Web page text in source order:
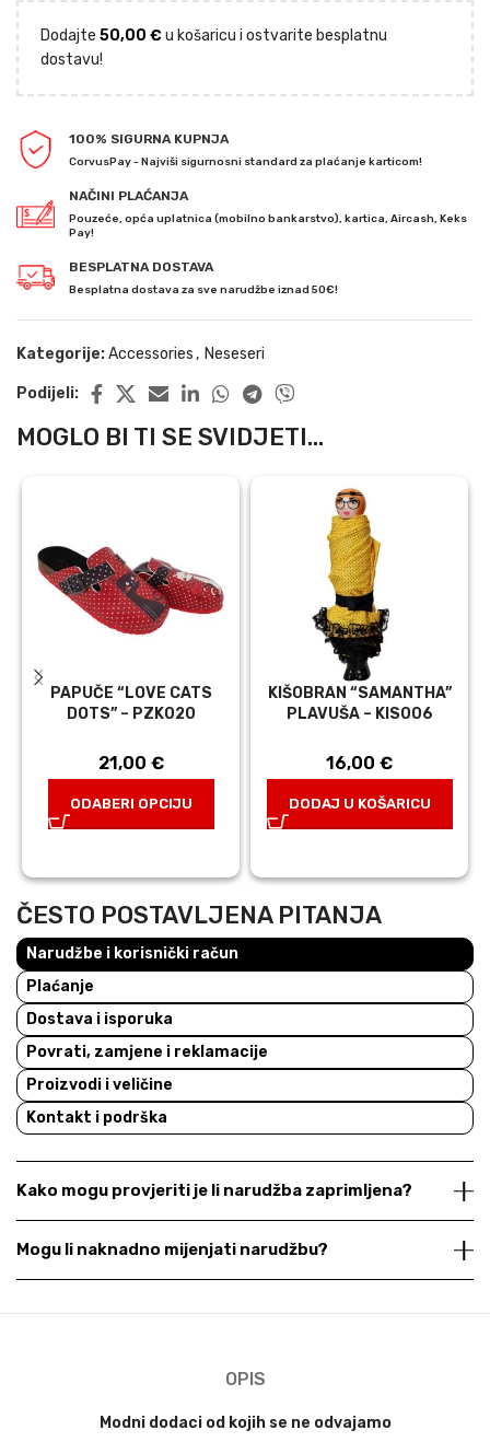
Dodajte 50,00 € u košaricu i ostvarite besplatnu
dostavu!
100% SIGURNA KUPNJA
CorvusPay - Najviši sigurnosni standard za plaćanje karticom!
NAČINI PLAĆANJA
Pouzeće, opća uplatnica (mobilno bankarstvo), kartica, Aircash, Keks
Pay!
BESPLATNA DOSTAVA
Besplatna dostava za sve narudžbe iznad 50€!
Kategorije:Accessories, Neseseri
Podijeli:
MOGLO BI TI SE SVIDJETI...
PAPUČE “LOVE CATS
DOTS” – PZK020
21,00 €
ODABERI OPCIJU
KIŠOBRAN “SAMANTHA”
PLAVUŠA – KIS006
16,00 €
DODAJ U KOŠARICU
ČESTO POSTAVLJENA PITANJA
Narudžbe i korisnički račun
Plaćanje
Dostava i isporuka
Povrati, zamjene i reklamacije
Proizvodi i veličine
Kontakt i podrška
Kako mogu provjeriti je li narudžba zaprimljena?
Mogu li naknadno mijenjati narudžbu?
OPIS
Modni dodaci od kojih se ne odvajamo